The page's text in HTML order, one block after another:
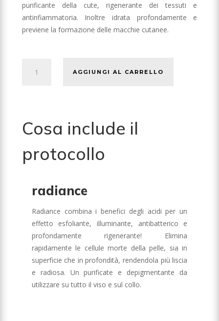
purificante della cute, rigenerante dei tessuti e
antinfiammatoria. Inoltre idrata profondamente e
previene la formazione delle macchie cutanee.
AGGIUNGI AL CARRELLO
Cosa include il
protocollo
radiance
Radiance combina i benefici degli acidi per un
effetto esfoliante, illuminante, antibatterico e
profondamente rigenerante! Elimina
rapidamente le cellule morte della pelle, sia in
superficie che in profondità, rendendola più liscia
e radiosa. Un purificate e depigmentante da
utilizzare su tutto il viso e sul collo.